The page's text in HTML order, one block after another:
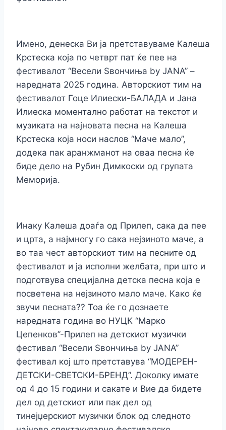
Имено, денеска Ви ја претставуваме Калеша
Крстеска која по четврт пат ќе пее на
фестивалот “Весели Ѕвончиња by JANA” –
наредната 2025 година. Авторскиот тим на
фестивалот Гоце Илиески-БАЛАДА и Јана
Илиеска моментално работат на текстот и
музиката на најновата песна на Калеша
Крстеска која носи наслов “Маче мало”,
додека пак аранжманот на оваа песна ќе
биде дело на Рубин Димкоски од групата
Меморија.
Инаку Калеша доаѓа од Прилеп, сака да пее
и црта, а најмногу го сака нејзиното маче, а
во таа чест авторскиот тим на песните од
фестивалот и ја исполни желбата, при што и
подготвува специјална детска песна која е
посветена на нејзиното мало маче. Како ќе
звучи песната?? Тоа ќе го дознаете
наредната година во НУЦК “Марко
Цепенков”-Прилеп на детскиот музички
фестивал “Весели Ѕвончиња by ЈАNA”
фестивал кој што претставува “МОДЕРЕН-
ДЕТСКИ-СВЕТСКИ-БРЕНД”. Доколку имате
од 4 до 15 години и сакате и Вие да бидете
дел од детскиот или пак дел од
тинејџерскиот музички блок од следното